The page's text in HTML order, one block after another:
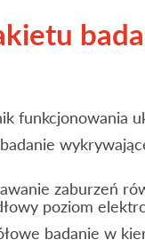
funkcjonowania
badanie
zaburzeń
poziom
badanie w